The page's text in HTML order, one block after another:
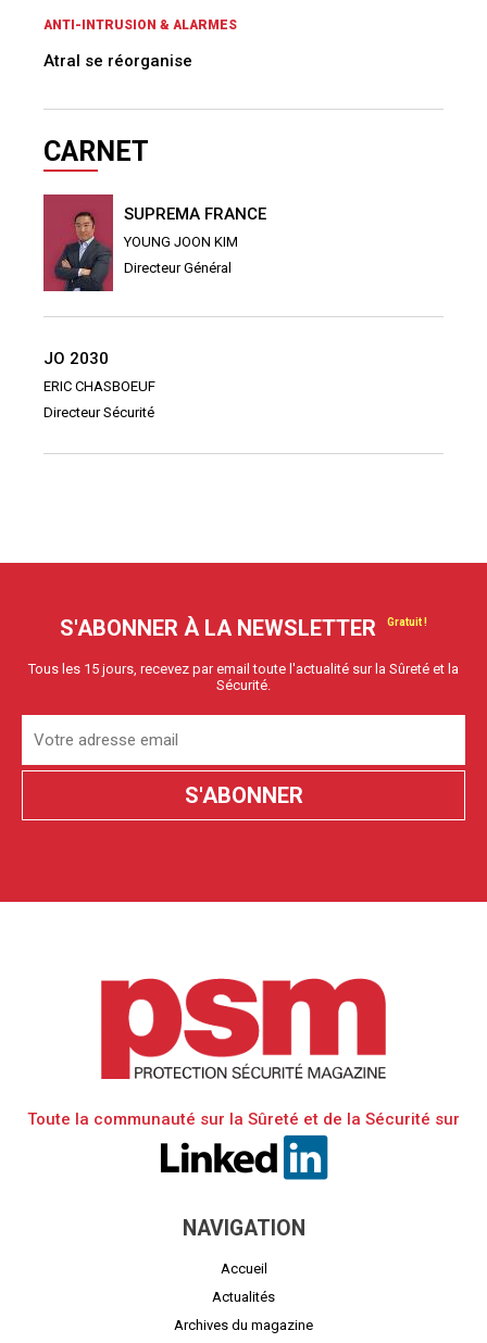
ANTI-INTRUSION & ALARMES
Atral se réorganise
CARNET
SUPREMA FRANCE
YOUNG JOON KIM
Directeur Général
JO 2030
ERIC CHASBOEUF
Directeur Sécurité
S'ABONNER À LA NEWSLETTER
Tous les 15 jours, recevez par email toute l'actualité sur la Sûreté et la
Sécurité.
Toute la communauté sur la Sûreté et de la Sécurité sur
NAVIGATION
Accueil
Actualités
Archives du magazine